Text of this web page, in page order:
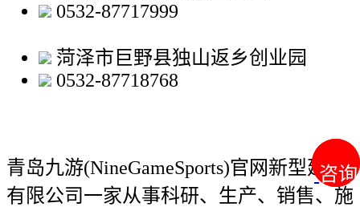
咨询
咨询
0532-87717999
菏泽市巨野县独山返乡创业园
0532-87718768
青岛九游(NineGameSports)官网新型建材
有限公司一家从事科研、生产、销售、施